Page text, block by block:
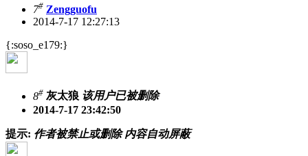
7# Zengguofu
2014-7-17 12:27:13
{:soso_e179:}
8# 灰太狼 该用户已被删除
2014-7-17 23:42:50
提示: 作者被禁止或删除 内容自动屏蔽